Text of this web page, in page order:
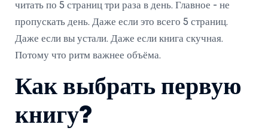
читать по 5 страниц три раза в день. Главное - не
пропускать день. Даже если это всего 5 страниц.
Даже если вы устали. Даже если книга скучная.
Потому что ритм важнее объёма.
Как выбрать первую
книгу?